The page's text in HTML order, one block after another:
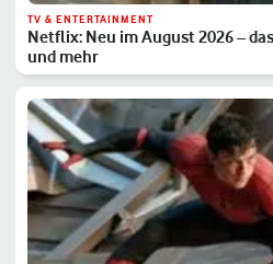
TV & ENTERTAINMENT
Netflix: Neu im August 2026 –
und mehr